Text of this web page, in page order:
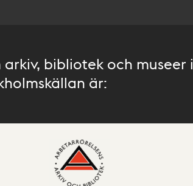
bibliotek och museer i
är: